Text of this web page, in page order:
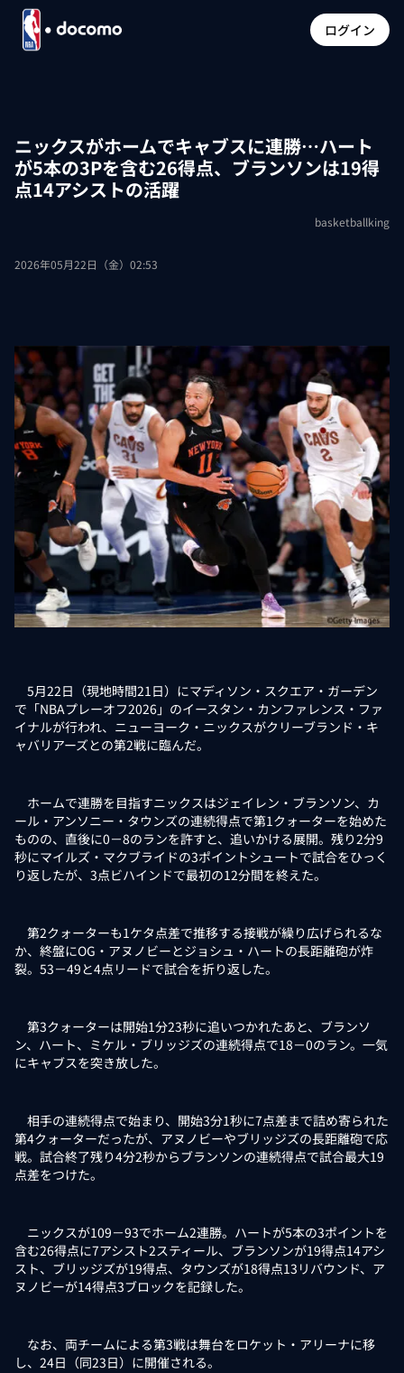
ログイン
ニックスがホームでキャブスに連勝…ハート
が5本の3Pを含む26得点、ブランソンは19得
点14アシストの活躍
basketballking
2026年05月22日（金）02:53
5月22日（現地時間21日）にマディソン・スクエア・ガーデン
で「NBAプレーオフ2026」のイースタン・カンファレンス・ファ
イナルが行われ、ニューヨーク・ニックスがクリーブランド・キ
ャバリアーズとの第2戦に臨んだ。
ホームで連勝を目指すニックスはジェイレン・ブランソン、カ
ール・アンソニー・タウンズの連続得点で第1クォーターを始めた
ものの、直後に0－8のランを許すと、追いかける展開。残り2分9
秒にマイルズ・マクブライドの3ポイントシュートで試合をひっく
り返したが、3点ビハインドで最初の12分間を終えた。
第2クォーターも1ケタ点差で推移する接戦が繰り広げられるな
か、終盤にOG・アヌノビーとジョシュ・ハートの長距離砲が炸
裂。53－49と4点リードで試合を折り返した。
第3クォーターは開始1分23秒に追いつかれたあと、ブランソ
ン、ハート、ミケル・ブリッジズの連続得点で18－0のラン。一気
にキャブスを突き放した。
相手の連続得点で始まり、開始3分1秒に7点差まで詰め寄られた
第4クォーターだったが、アヌノビーやブリッジズの長距離砲で応
戦。試合終了残り4分2秒からブランソンの連続得点で試合最大19
点差をつけた。
ニックスが109－93でホーム2連勝。ハートが5本の3ポイントを
含む26得点に7アシスト2スティール、ブランソンが19得点14アシ
スト、ブリッジズが19得点、タウンズが18得点13リバウンド、ア
ヌノビーが14得点3ブロックを記録した。
なお、両チームによる第3戦は舞台をロケット・アリーナに移
し、24日（同23日）に開催される。